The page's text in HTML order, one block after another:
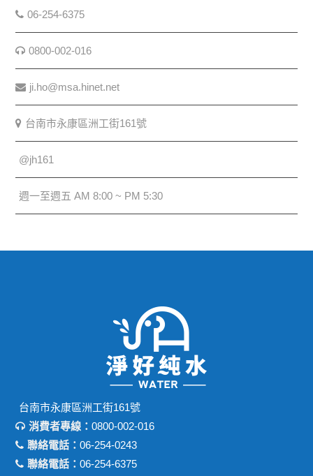
06-254-6375
0800-002-016
ji.ho@msa.hinet.net
台南市永康區洲工街161號
@jh161
週一至週五 AM 8:00 ~ PM 5:30
台南市永康區洲工街161號
消費者專線：0800-002-016
聯絡電話：06-254-0243
聯絡電話：06-254-6375